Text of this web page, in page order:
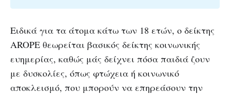
Ειδικά για τα άτομα κάτω των 18 ετών, ο δείκτης
AROPE θεωρείται βασικός δείκτης κοινωνικής
ευημερίας, καθώς μάς δείχνει πόσα παιδιά ζουν
με δυσκολίες, όπως φτώχεια ή κοινωνικό
αποκλεισμό, που μπορούν να επηρεάσουν την